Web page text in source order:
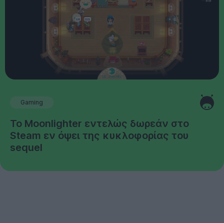
Gaming
Το Moonlighter εντελώς δωρεάν στο
Steam εν όψει της κυκλοφορίας του
sequel